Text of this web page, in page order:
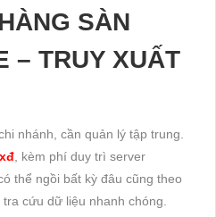
SÀN
– TRUY XUẤT
nhánh, cần quản lý tập trung.
, kèm phí duy trì server
thể ngồi bất kỳ đâu cũng theo
cứu dữ liệu nhanh chóng.